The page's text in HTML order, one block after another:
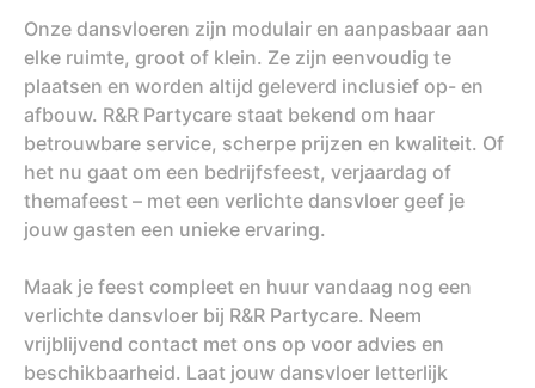
Onze dansvloeren zijn modulair en aanpasbaar aan
elke ruimte, groot of klein. Ze zijn eenvoudig te
plaatsen en worden altijd geleverd inclusief op- en
afbouw. R&R Partycare staat bekend om haar
betrouwbare service, scherpe prijzen en kwaliteit. Of
het nu gaat om een bedrijfsfeest, verjaardag of
themafeest – met een verlichte dansvloer geef je
jouw gasten een unieke ervaring.
Maak je feest compleet en huur vandaag nog een
verlichte dansvloer bij R&R Partycare. Neem
vrijblijvend contact met ons op voor advies en
beschikbaarheid. Laat jouw dansvloer letterlijk